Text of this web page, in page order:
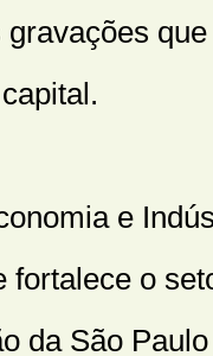
que
e
fortalece o
da São